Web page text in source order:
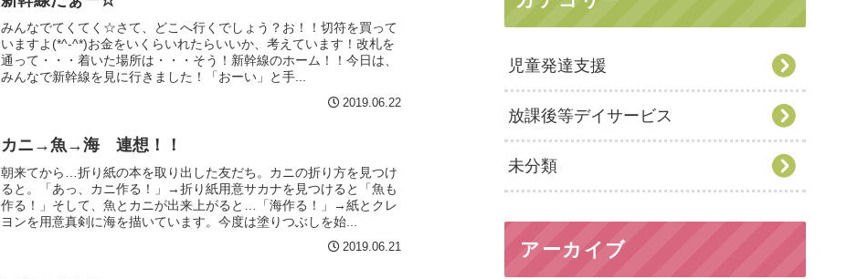
みんなでてくてく☆さて、どこへ行くでしょう？お！！切符を買って
いますよ(*^-^*)お金をいくらいれたらいいか、考えています！改札を
通って・・・着いた場所は・・・そう！新幹線のホーム！！今日は、
みんなで新幹線を見に行きました！「おーい」と手...
2019.06.22
カニ→魚→海 連想！！
朝来てから…折り紙の本を取り出した友だち。カニの折り方を見つけ
ると。「あっ、カニ作る！」→折り紙用意サカナを見つけると「魚も
作る！」そして、魚とカニが出来上がると…「海作る！」→紙とクレ
ヨンを用意真剣に海を描いています。今度は塗りつぶしを始...
2019.06.21
児童発達支援
放課後等デイサービス
未分類
アーカイブ